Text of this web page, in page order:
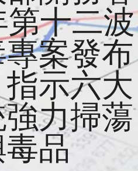
第十二波
案發布
示六大
力掃蕩
品